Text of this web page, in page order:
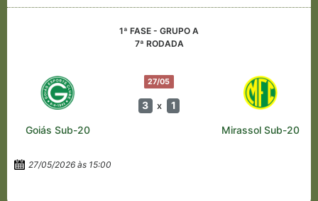
1ª FASE - GRUPO A
7ª RODADA
27/05
3 x 1
Goiás Sub-20 Mirassol Sub-20
27/05/2026 às 15:00